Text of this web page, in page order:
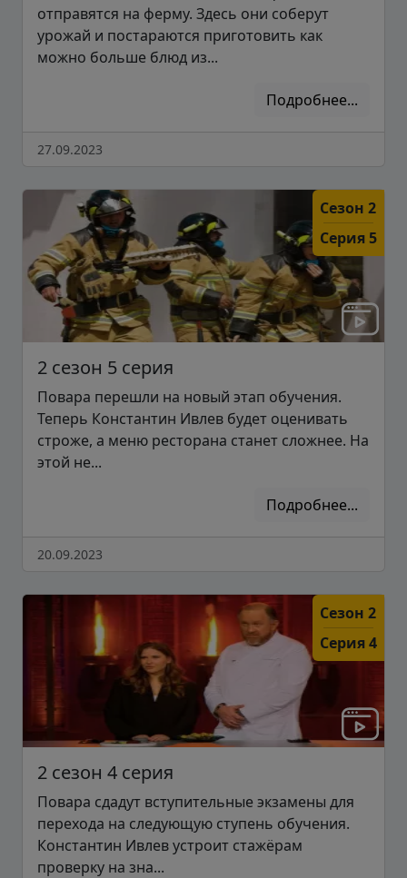
отправятся на ферму. Здесь они соберут
урожай и постараются приготовить как
можно больше блюд из...
Подробнее...
27.09.2023
Сезон 2
Серия 5
2 сезон 5 серия
Повара перешли на новый этап обучения.
Теперь Константин Ивлев будет оценивать
строже, а меню ресторана станет сложнее. На
этой не...
Подробнее...
20.09.2023
Сезон 2
Серия 4
2 сезон 4 серия
Повара сдадут вступительные экзамены для
перехода на следующую ступень обучения.
Константин Ивлев устроит стажёрам
проверку на зна...